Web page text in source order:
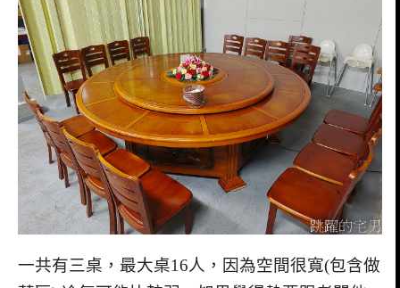
一共有三桌，最大桌16人，因為空間很寬(包含做